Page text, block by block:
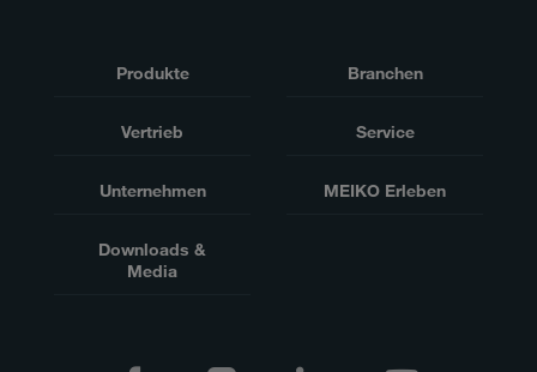
Produkte Branchen
Vertrieb Service
Unternehmen MEIKO Erleben
Downloads &
Media